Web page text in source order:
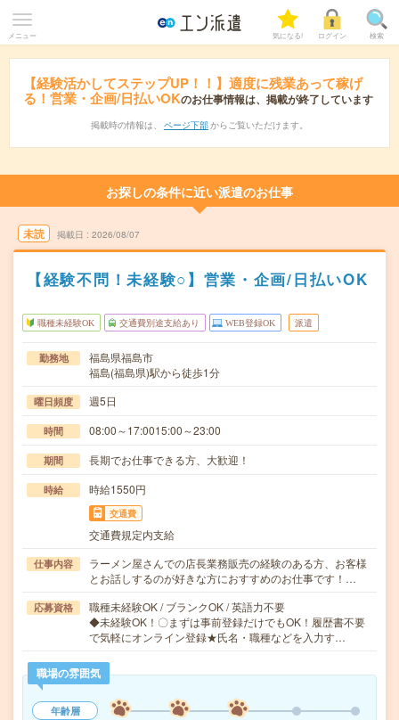
メニュー 気になる! ログイン 検索
【経験活かしてステップUP！！】適度に残業あって稼げ
る！営業・企画/日払いOKのお仕事情報は、掲載が終了しています
掲載時の情報は、 ページ下部 からご覧いただけます。
お探しの条件に近い派遣のお仕事
未読 掲載日 2026/08/07
【経験不問！未経験○】営業・企画/日払いOK
職種未経験OK 交通費別途支給あり WEB登録OK 派遣
勤務地
福島県福島市
福島(福島県)駅から徒歩1分
曜日頻度 週5日
時間 08:00～17:0015:00～23:00
期間 長期でお仕事できる方、大歓迎！
時給 時給1550円
交通費
交通費規定内支給
仕事内容
ラーメン屋さんでの店長業務販売の経験のある方、お客様
とお話しするのが好きな方におすすめのお仕事です！…
応募資格
職種未経験OK / ブランクOK / 英語力不要
◆未経験OK！〇まずは事前登録だけでもOK！履歴書不要
で気軽にオンライン登録★氏名・職種などを入力す…
職場の雰囲気
年齢層